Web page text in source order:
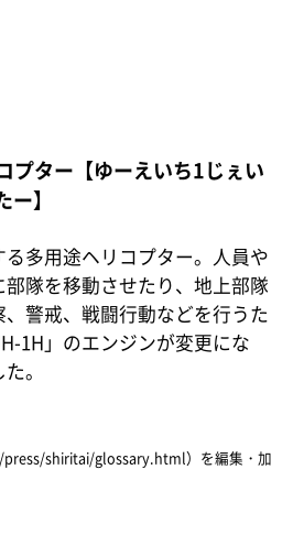
プター【ゆーえいち1じぇい
】
多用途ヘリコプター。人員や
隊を移動させたり、地上部隊
警戒、戦闘行動などを行うた
1H」のエンジンが変更にな
。
shiritai/glossary.html）を編集・加